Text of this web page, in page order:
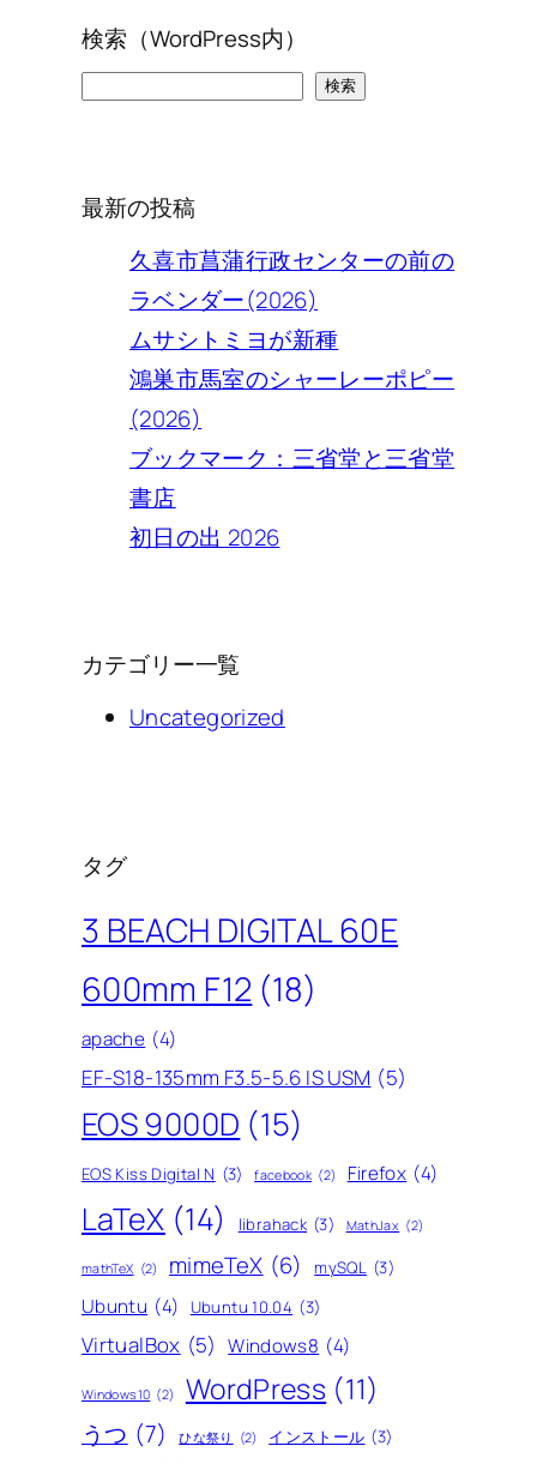
検索（WordPress内）
検索
最新の投稿
久喜市菖蒲行政センターの前の
ラベンダー(2026)
ムサシトミヨが新種
鴻巣市馬室のシャーレーポピー
(2026)
ブックマーク：三省堂と三省堂
書店
初日の出 2026
カテゴリー一覧
Uncategorized
タグ
3 BEACH DIGITAL 60E
600mm F12 (18)
apache (4)
EF-S18-135mm F3.5-5.6 IS USM (5)
EOS 9000D (15)
EOS Kiss Digital N (3) facebook (2) Firefox (4)
LaTeX (14) librahack (3) MathJax (2)
mathTeX (2) mimeTeX (6) mySQL (3)
Ubuntu (4) Ubuntu 10.04 (3)
VirtualBox (5) Windows8 (4)
Windows10 (2) WordPress (11)
うつ (7) ひな祭り (2) インストール (3)